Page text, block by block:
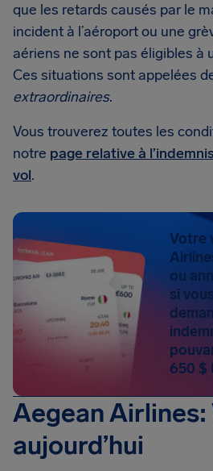
que les retards causés par le
incident à l’aéroport ou une
aériens ne sont pas éligibles à
Ces situations sont appelées
extraordinaires.
Vous trouverez toutes les
notre page relative à
vol.
Votre
ou
si
650 $
Aegean Airlines:
aujourd’hui